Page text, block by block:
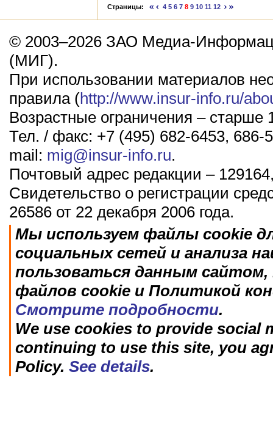
Страницы: 4 5 6 7 8 9 10 11 12
© 2003–2026 ЗАО Медиа-
(МИГ).
При использовании материалов
правила (http://www.insur-info.ru/
Возрастные ограничения – старше
Тел. / факс: +7 (495) 682-6453, 686-
mail: mig@insur-info.ru.
Почтовый адрес редакции –
Свидетельство о регистрации
26586 от 22 декабря 2006 года.
Мы используем файлы cookie
социальных сетей и анализа
пользоваться данным
файлов cookie и Политикой
Смотрите подробности.
We use cookies to provide social
continuing to use this site, you
Policy. See details.